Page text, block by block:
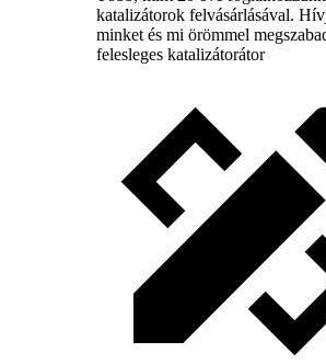
katalizátorok felvásárlásával.
minket és mi örömmel
felesleges katalizátorátor